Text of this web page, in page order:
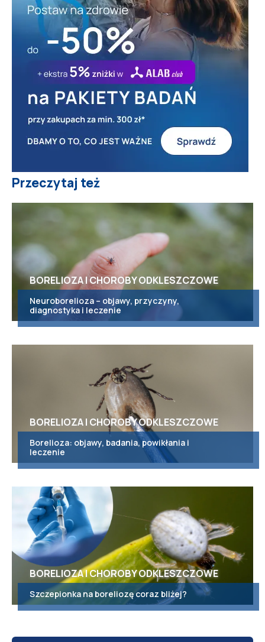
Przeczytaj też
BORELIOZA I CHOROBY ODKLESZCZOWE
Neuroborelioza – objawy, przyczyny,
diagnostyka i leczenie
BORELIOZA I CHOROBY ODKLESZCZOWE
Borelioza: objawy, badania, powikłania i
leczenie
BORELIOZA I CHOROBY ODKLESZCZOWE
Szczepionka na boreliozę coraz bliżej?